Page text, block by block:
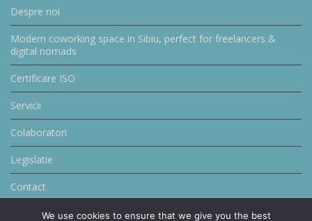
Despre noi
Modern coworking space in Sibiu, perfect for freelancers &
digital nomads
Certificare ISO
Servicii
Colaboratori
Legislatie
Contact
We use cookies to ensure that we give you the best